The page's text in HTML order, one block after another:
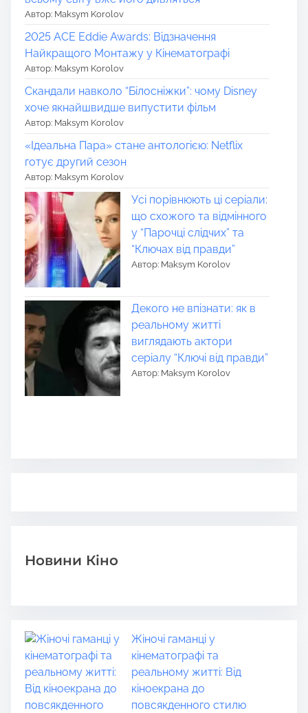
Автор: Maksym Korolov
2025 ACE Eddie Awards: Відзначення
Найкращого Монтажу у Кінематографі
Автор: Maksym Korolov
Скандали навколо “Білосніжки”: чому Disney
хоче якнайшвидше випустити фільм
Автор: Maksym Korolov
«Ідеальна Пара» стане антологією: Netflix
готує другий сезон
Автор: Maksym Korolov
Усі порівнюють ці серіали:
що схожого та відмінного
у “Парочці слідчих” та
“Ключах від правди”
Автор: Maksym Korolov
Декого не впізнати: як в
реальному житті
виглядають актори
серіалу “Ключі від правди”
Автор: Maksym Korolov
Новини Кіно
Жіночі гаманці у
кінематографі та
реальному житті: Від
кіноекрана до
повсякденного стилю